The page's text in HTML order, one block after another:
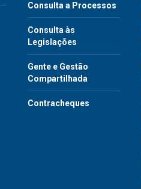
Consulta a Processos
Consulta às
Legislações
Gente e Gestão
Compartilhada
Contracheques